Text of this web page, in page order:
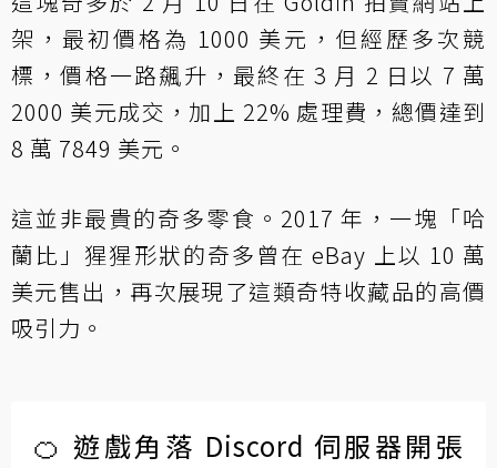
架，最初價格為 1000 美元，但經歷多次競
標，價格一路飆升，最終在 3 月 2 日以 7 萬
2000 美元成交，加上 22% 處理費，總價達到
8 萬 7849 美元。
這並非最貴的奇多零食。2017 年，一塊「哈
蘭比」猩猩形狀的奇多曾在 eBay 上以 10 萬
美元售出，再次展現了這類奇特收藏品的高價
吸引力。
🍊 遊戲角落 Discord 伺服器開張